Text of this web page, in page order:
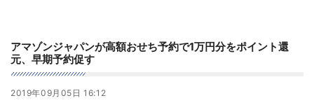
アマゾンジャパンが高額おせち予約で1万円分をポイント還
元、早期予約促す
2019年09月05日 16:12